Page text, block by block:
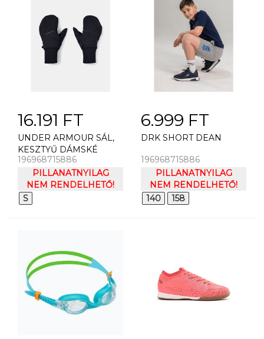
16.191 FT
UNDER ARMOUR SÁL,
KESZTYŰ DÁMSKÉ
RUKAVICE UNDER
ARMOUR W RUN
CONVERTIBLE GLOVES
196968715886
PILLANATNYILAG
NEM RENDELHETŐ!
S
6.999 FT
DRK SHORT DEAN
196968715886
PILLANATNYILAG
NEM RENDELHETŐ!
140
158